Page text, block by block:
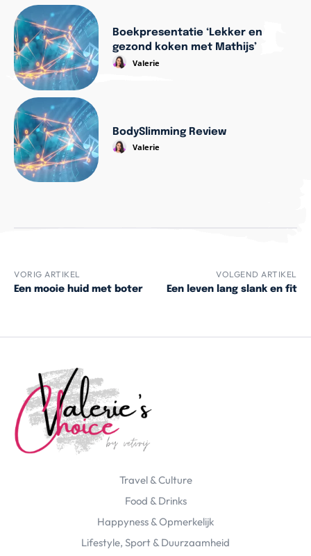
Boekpresentatie ‘Lekker en
gezond koken met Mathijs’
Valerie
BodySlimming Review
Valerie
VORIG ARTIKEL
Een mooie huid met boter
VOLGEND ARTIKEL
Een leven lang slank en fit
Travel & Culture
Food & Drinks
Happyness & Opmerkelijk
Lifestyle, Sport & Duurzaamheid